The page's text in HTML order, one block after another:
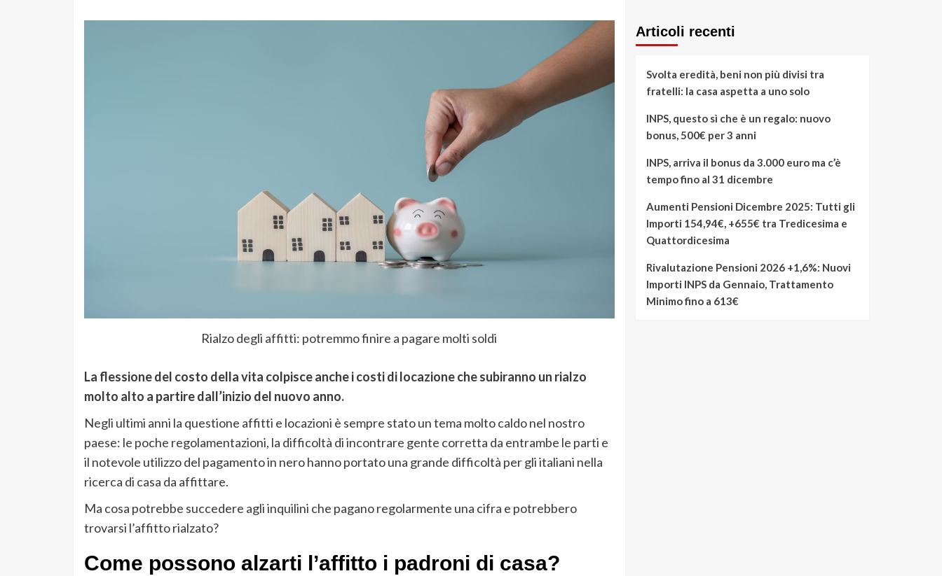
Rialzo degli affitti: potremmo finire a pagare molti soldi
La flessione del costo della vita colpisce anche i costi di locazione che subiranno un rialzo
molto alto a partire dall’inizio del nuovo anno.
Negli ultimi anni la questione affitti e locazioni è sempre stato un tema molto caldo nel nostro
paese: le poche regolamentazioni, la difficoltà di incontrare gente corretta da entrambe le parti e
il notevole utilizzo del pagamento in nero hanno portato una grande difficoltà per gli italiani nella
ricerca di casa da affittare.
Ma cosa potrebbe succedere agli inquilini che pagano regolarmente una cifra e potrebbero
trovarsi l’affitto rialzato?
Come possono alzarti l’affitto i padroni di casa?
Articoli recenti
Svolta eredità, beni non più divisi tra
fratelli: la casa aspetta a uno solo
INPS, questo sì che è un regalo: nuovo
bonus, 500€ per 3 anni
INPS, arriva il bonus da 3.000 euro ma c’è
tempo fino al 31 dicembre
Aumenti Pensioni Dicembre 2025: Tutti gli
Importi 154,94€, +655€ tra Tredicesima e
Quattordicesima
Rivalutazione Pensioni 2026 +1,6%: Nuovi
Importi INPS da Gennaio, Trattamento
Minimo fino a 613€